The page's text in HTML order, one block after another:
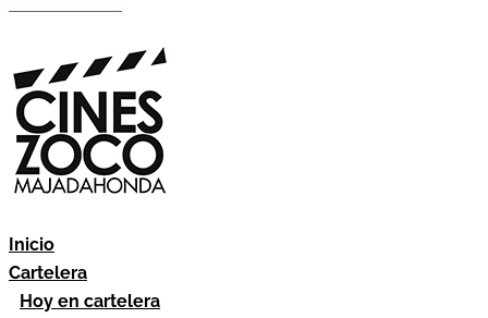
Inicio
Cartelera
Hoy en cartelera